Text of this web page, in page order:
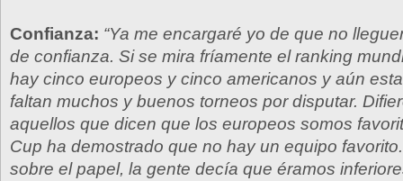
Confianza: “Ya me encargaré yo de que no
de confianza. Si se mira fríamente el ranking
hay cinco europeos y cinco americanos y aún
faltan muchos y buenos torneos por disputar.
aquellos que dicen que los europeos somos
Cup ha demostrado que no hay un equipo
sobre el papel, la gente decía que éramos